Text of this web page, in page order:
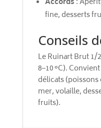
fine, desserts
Conseils
Le Ruinart Brut 1/
8–10 °C).
délicats
mer, volaille,
fruits).